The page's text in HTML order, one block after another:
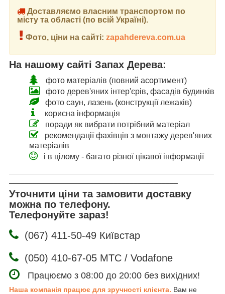
Доставляємо власним транспортом по
місту та області (по всій Україні).
Фото, ціни на сайті: zapahdereva.com.ua
На нашому сайті Запах Дерева:
фото матеріалів (повний асортимент)
фото дерев'яних інтер'єрів, фасадів будинків
фото саун, лазень (конструкції лежаків)
корисна інформація
поради як вибрати потрібний матеріал
рекомендації фахівців з монтажу дерев'яних
матеріалів
і в цілому - багато різної цікавої інформації
Уточнити ціни та замовити доставку
можна по телефону.
Телефонуйте зараз!
(067) 411-50-49 Київстар
(050) 410-67-05 МТС / Vodafone
Працюємо з 08:00 до 20:00 без вихідних!
Наша компанія працює для зручності клієнта. Вам не